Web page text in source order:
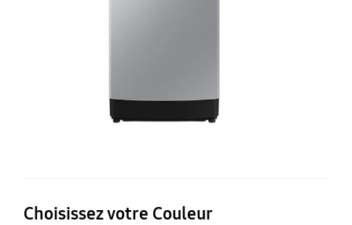
Choisissez votre Couleur